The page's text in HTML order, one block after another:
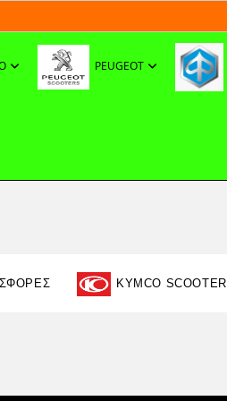
PEUGEOT
KYMCO SCOOTER